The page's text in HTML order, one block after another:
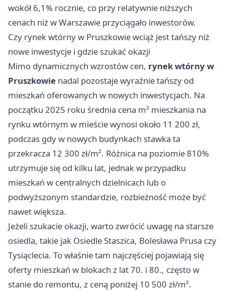
wokół 6,1% rocznie, co przy relatywnie niższych
cenach niż w Warszawie przyciągało inwestorów.
Czy rynek wtórny w Pruszkowie wciąż jest tańszy niż
nowe inwestycje i gdzie szukać okazji
Mimo dynamicznych wzrostów cen, rynek wtórny w
Pruszkowie nadal pozostaje wyraźnie tańszy od
mieszkań oferowanych w nowych inwestycjach. Na
początku 2025 roku średnia cena m² mieszkania na
rynku wtórnym w mieście wynosi około 11 200 zł,
podczas gdy w nowych budynkach stawka ta
przekracza 12 300 zł/m². Różnica na poziomie 810%
utrzymuje się od kilku lat, jednak w przypadku
mieszkań w centralnych dzielnicach lub o
podwyższonym standardzie, rozbieżność może być
nawet większa.
Jeżeli szukacie okazji, warto zwrócić uwagę na starsze
osiedla, takie jak Osiedle Staszica, Bolesława Prusa czy
Tysiąclecia. To właśnie tam najczęściej pojawiają się
oferty mieszkań w blokach z lat 70. i 80., często w
stanie do remontu, z ceną poniżej 10 500 zł/m².